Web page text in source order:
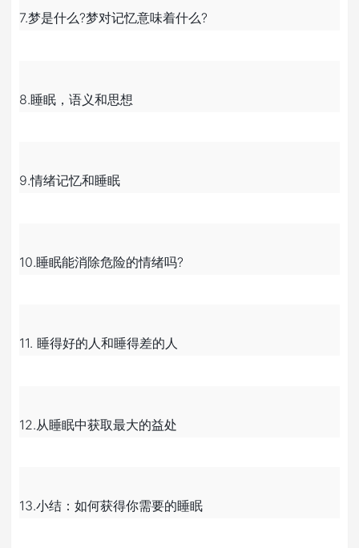
7.梦是什么?梦对记忆意味着什么?
8.睡眠，语义和思想
9.情绪记忆和睡眠
10.睡眠能消除危险的情绪吗?
11. 睡得好的人和睡得差的人
12.从睡眠中获取最大的益处
13.小结：如何获得你需要的睡眠